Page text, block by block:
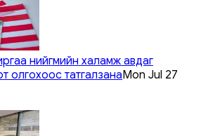
нийгмийн халамж авдаг
олгохоос татгалзанаMon Jul 27